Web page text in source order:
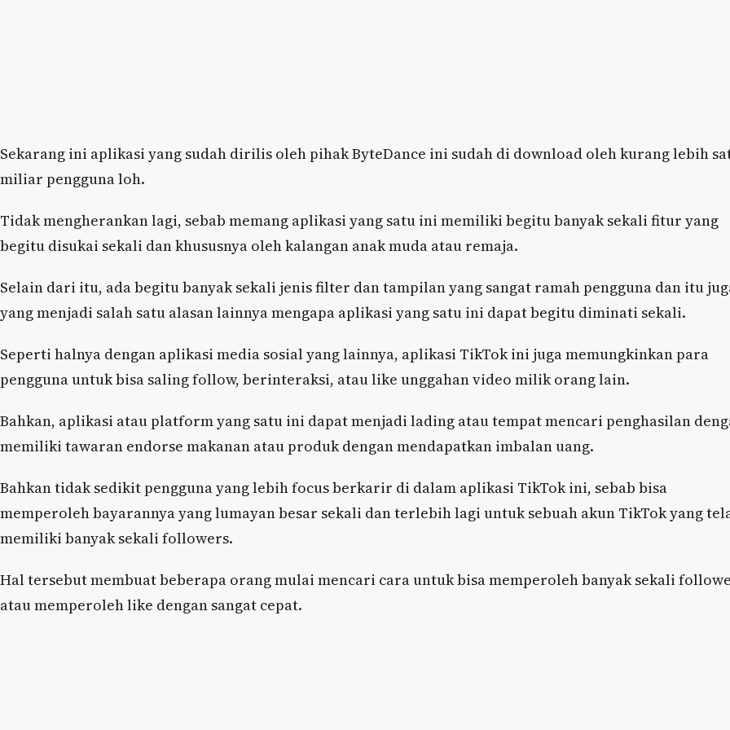
Sekarang ini aplikasi yang sudah dirilis oleh pihak ByteDance ini sudah di download oleh kurang lebih
miliar pengguna loh.
Tidak mengherankan lagi, sebab memang aplikasi yang satu ini memiliki begitu banyak sekali fitur yang
begitu disukai sekali dan khususnya oleh kalangan anak muda atau remaja.
Selain dari itu, ada begitu banyak sekali jenis filter dan tampilan yang sangat ramah pengguna dan itu
yang menjadi salah satu alasan lainnya mengapa aplikasi yang satu ini dapat begitu diminati sekali.
Seperti halnya dengan aplikasi media sosial yang lainnya, aplikasi TikTok ini juga memungkinkan para
pengguna untuk bisa saling follow, berinteraksi, atau like unggahan video milik orang lain.
Bahkan, aplikasi atau platform yang satu ini dapat menjadi lading atau tempat mencari penghasilan
memiliki tawaran endorse makanan atau produk dengan mendapatkan imbalan uang.
Bahkan tidak sedikit pengguna yang lebih focus berkarir di dalam aplikasi TikTok ini, sebab bisa
memperoleh bayarannya yang lumayan besar sekali dan terlebih lagi untuk sebuah akun TikTok yang
memiliki banyak sekali followers.
Hal tersebut membuat beberapa orang mulai mencari cara untuk bisa memperoleh banyak sekali
atau memperoleh like dengan sangat cepat.